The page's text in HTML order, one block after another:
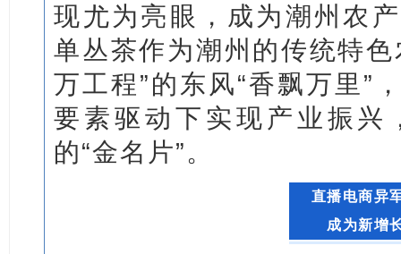
现尤为亮眼，成为潮州农
单丛茶作为潮州的传统特
万工程”的东风“香飘万里”
要素驱动下实现产业振兴
的“金名片”。
直播电商异
成为新增